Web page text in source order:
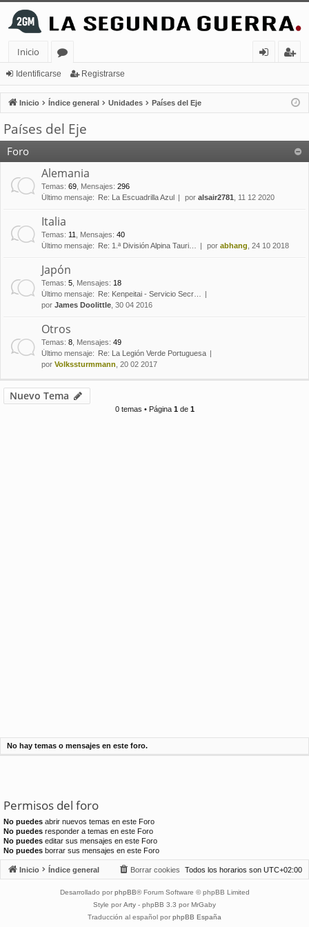
Inicio
or
os
nt
ifi
ist
ra
Identificarse Registrarse
Inicio Índice general Unidades Países del Eje
Países del Eje
Foro
Alemania
Temas: 69 Mensajes: 296
Último mensaje: Re: La Escuadrilla Azul por alsair2781 , 11 12 2020
Italia
Temas: 11 Mensajes: 40
Último mensaje: Re: 1.ª División Alpina Tauri… por abhang , 24 10 2018
Japón
Temas: 5 Mensajes: 18
Último mensaje: Re: Kenpeitai - Servicio Secr…
por James Doolittle , 30 04 2016
Otros
Temas: 8 Mensajes: 49
Último mensaje: Re: La Legión Verde Portuguesa
por Volkssturmmann , 20 02 2017
Nuevo Tema
0 temas • Página 1de 1
No hay temas o mensajes en este foro.
Permisos del foro
No puedes abrir nuevos temas en este Foro
No puedes responder a temas en este Foro
No puedes editar sus mensajes en este Foro
No puedes borrar sus mensajes en este Foro
Inicio Índice general Todos los horarios son UTC+02:00
Borrar cookies
Desarrollado por phpBB® Forum Software © phpBB Limited
Style por Arty - phpBB 3.3 por MrGaby
Traducción al español por phpBB España